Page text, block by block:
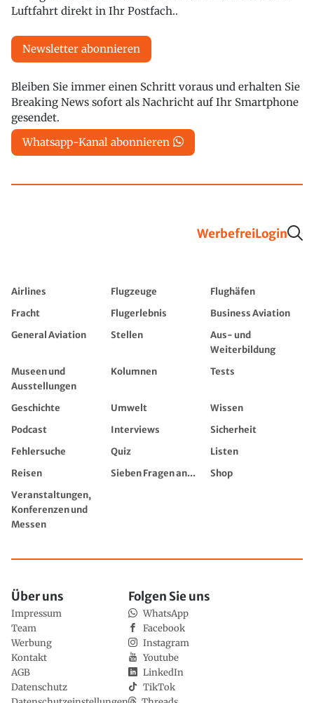
Luftfahrt direkt in Ihr Postfach..
Newsletter abonnieren
Bleiben Sie immer einen Schritt voraus und erhalten Sie
Breaking News sofort als Nachricht auf Ihr Smartphone
gesendet.
Whatsapp-Kanal abonnieren
WerbefreiLogin
Airlines Flugzeuge
Flughäfen
Fracht
Flugerlebnis
Business Aviation
General Aviation
Stellen
Aus- und
Weiterbildung
Museen und
Ausstellungen
Kolumnen Tests
Geschichte Umwelt
Wissen
Podcast
Interviews
Sicherheit
Fehlersuche
Quiz
Listen
Reisen
Sieben Fragen an...
Shop
Veranstaltungen,
Konferenzen und
Messen
Über uns
Impressum
Team
Werbung
Kontakt
AGB
Datenschutz
Folgen Sie uns
WhatsApp
Facebook
Instagram
Youtube
LinkedIn
TikTok